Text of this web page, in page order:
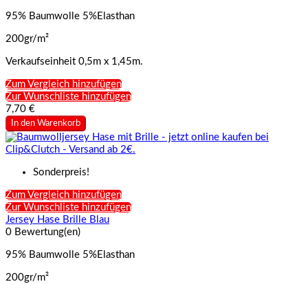
95% Baumwolle 5%Elasthan
200gr/m²
Verkaufseinheit 0,5m x 1,45m.
Zum Vergleich hinzufügen
Zur Wunschliste hinzufügen
7,70 €
In den Warenkorb
Sonderpreis!
Zum Vergleich hinzufügen
Zur Wunschliste hinzufügen
Jersey Hase Brille Blau
0 Bewertung(en)
95% Baumwolle 5%Elasthan
200gr/m²